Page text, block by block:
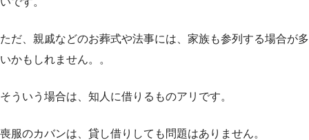
ただ、親戚などのお葬式や法事には、家族も参列する場合が多
いかもしれません。。
そういう場合は、知人に借りるものアリです。
喪服のカバンは、貸し借りしても問題はありません。